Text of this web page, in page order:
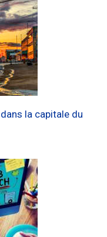
la capitale du